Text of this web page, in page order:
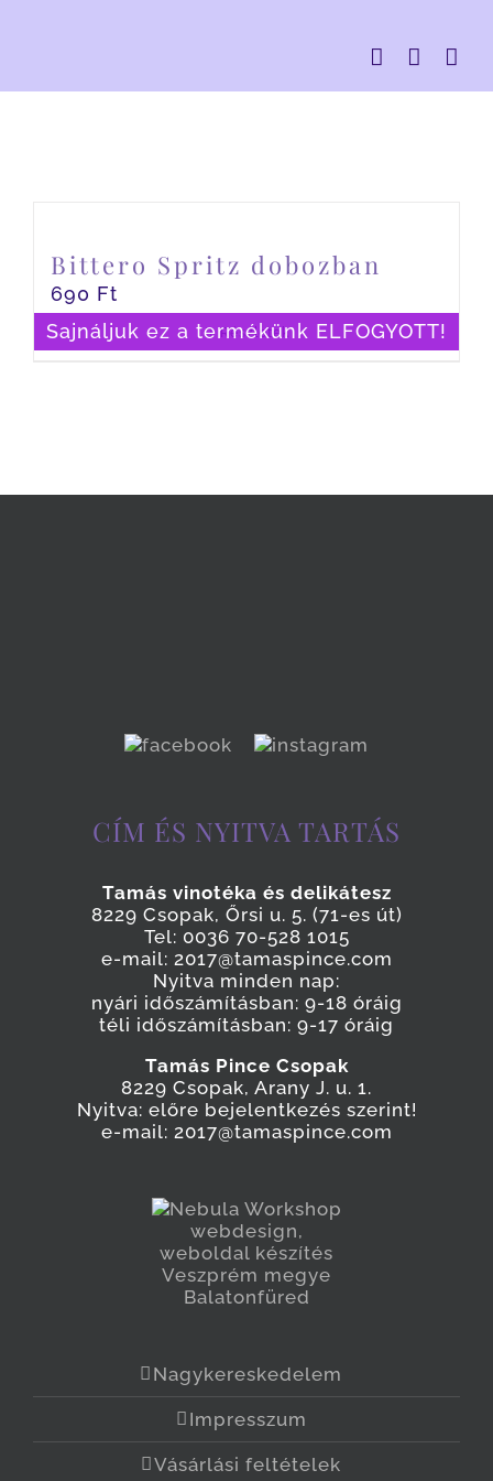
Sajnáljuk ez a termékünk ELFOGYOTT!
Bittero Spritz dobozban
690 Ft
Részletek
CÍM ÉS NYITVA TARTÁS
Tamás vinotéka és delikátesz
8229 Csopak, Őrsi u. 5. (71-es út)
Tel: 0036 70-528 1015
e-mail: 2017@tamaspince.com
Nyitva minden nap:
nyári időszámításban: 9-18 óráig
téli időszámításban: 9-17 óráig
Tamás Pince Csopak
8229 Csopak, Arany J. u. 1.
Nyitva: előre bejelentkezés szerint!
e-mail: 2017@tamaspince.com
Nagykereskedelem
Impresszum
Vásárlási feltételek